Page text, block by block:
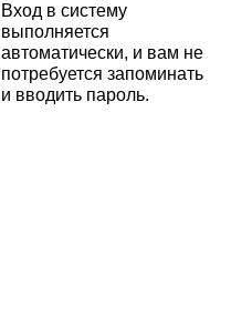
Вход в систему
выполняется
автоматически, и вам не
потребуется запоминать
и вводить пароль.